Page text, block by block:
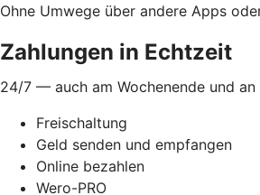
Ohne Umwege über andere Apps
Zahlungen in Echtzeit
24/7 — auch am Wochenende und an
Freischaltung
Geld senden und empfangen
Online bezahlen
Wero-PRO